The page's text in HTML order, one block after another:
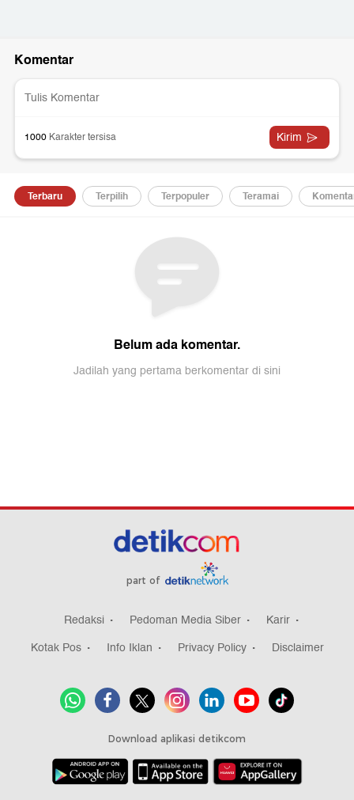
part of
Redaksi Pedoman Media Siber
Karir
Kotak Pos
Info Iklan Privacy Policy Disclaimer
Download aplikasi detikcom